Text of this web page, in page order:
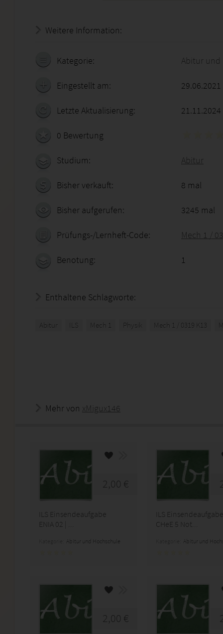
Weitere Information:
Kategorie: Abitur und
Eingestellt am:
Letzte Aktualisierung: 21.11.2024
0 Bewertung
Studium: Abitur
Bisher verkauft: 8 mal
Bisher aufgerufen: 3245 mal
Prüfungs-/Lernheft-Code: Mech 1 /
Benotung: 1
Enthaltene Schlagworte:
Abitur ILS Mech 1 Physik Mech 1 / 0319 K13
Mehr von xMigux146
2,00 €
ILS Einsendeaufgabe
ENIA 02 | ...
Abitur und Hochschule
ILS Einsendeaufgabe
CHeE 5 Not...
Abitur und
2,00 €